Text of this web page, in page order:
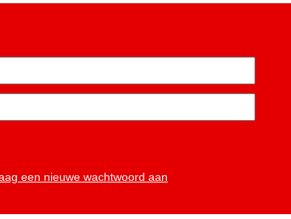
een nieuwe wachtwoord aan